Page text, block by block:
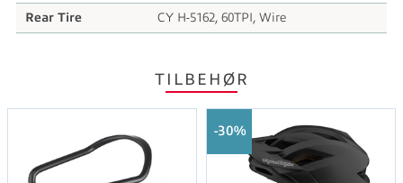
Rear Tire CY H-5162, 60TPI, Wire
TILBEHØR
30%